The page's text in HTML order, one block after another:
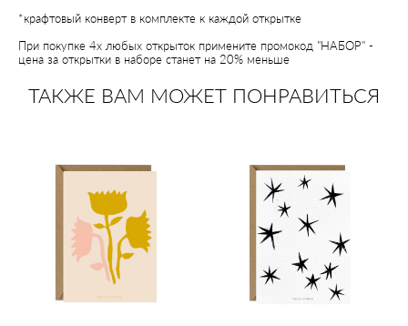
*крафтовый конверт в комплекте к каждой открытке
При покупке 4х любых открыток примените промокод "НАБОР" -
цена за открытки в наборе станет на 20% меньше
ТАКЖЕ ВАМ МОЖЕТ ПОНРАВИТЬСЯ